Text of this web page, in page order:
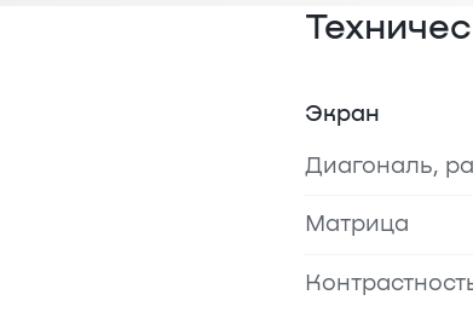
Экран
Диагональ,
Матрица